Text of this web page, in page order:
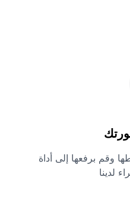
وقم برفعها إلى أداة
لدينا